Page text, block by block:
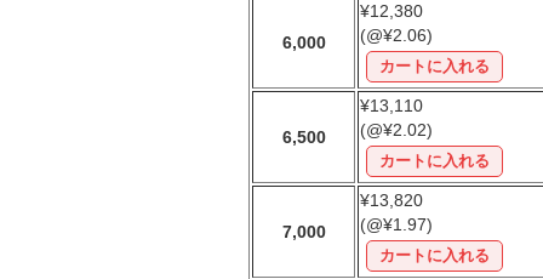
6,000
¥12,380
(@¥2.06)
6,500
¥13,110
(@¥2.02)
7,000
¥13,820
(@¥1.97)